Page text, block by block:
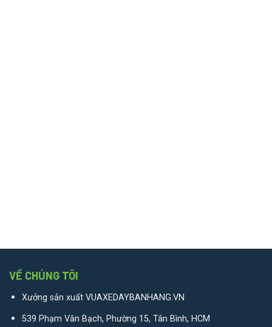
VỀ CHÚNG TÔI
Xưởng sản xuất VUAXEDAYBANHANG.VN
539 Phạm Văn Bạch, Phường 15, Tân Bình, HCM